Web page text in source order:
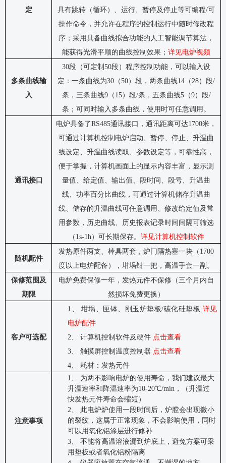
定
具有跳转（循环）、运行、暂停及停止等可编程/可
操作命令，并允许在程序的控制运行中随时修改程
序；采用具备曲线拟合功能的人工智能调节算法，
能获得光滑平顺的曲线控制效果； 详见电炉视频
多条曲线输
入
30段（可定制50段）程序控制功能，可以输入设
定：一条曲线为30（50）段，两条曲线14（28）段/
条，三条曲线9（15）段/条，五条曲线5（9）段/
条；可同时输入多条曲线，使用时可任意调用。
通讯接口
电炉具备了RS485通讯接口，通讯距离可达1700米，
可通过计算机控制 电炉启动、暂停、停止、升温曲
线设定、升温曲线读取、参数设定等 ，可靠性高，
便于掌握 ， 计算机画面上的显示内容丰富，显示测
量值、给定值、输出值、段时间、段号、升温曲
线、功率百分比曲线， 可通过计算机储存升温曲
线、储存的升温曲线可任意调用、 修改给定值及常
用参数 ，历史曲线、历史报表记录时间间隔可筛选
（ 1s-1h）可长期保存。 详见计算机控制软件
随机配件
发热原件两支、棒具两套，炉门隔热塞一块（ 1700
度以上电炉配备），坩埚钳一把，高温手套一副。
保修范围及
期限
电炉免费保修一年，发热元件不保修（三个月内自
然损坏免费更换）
客户可选配
1、 坩埚、匣钵、刚玉炉垫板/碳化硅垫板 详见
电炉配件
2、 计算机控制软件及硬件 点击查看
3、 触摸屏控制温度控制器 点击查看
4、 耗材：发热元件
注意事项
1、 为两不影响电炉的使用寿命，我们建议最大
升温速率和降温速率为10-20℃/min ，（升温过
快发热元件寿命会缩短）
2、 此电炉炉使用一段时间后，炉膛会出现微小
的裂纹，这属于正常现象，不会影响使用，同时
可以用氧化铝涂层进行修补
3、 不能将高温溶液漏到炉底上，避免方案可采
用垫板或者氧化铝粉隔离